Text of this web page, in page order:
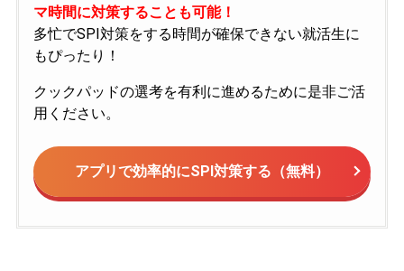
マ時間に対策することも可能！
多忙でSPI対策をする時間が確保できない就活生に
もぴったり！
クックパッドの選考を有利に進めるために是非ご活
用ください。
アプリで効率的にSPI対策する（無料）